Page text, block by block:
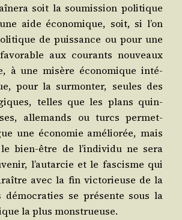
soit la sou­mis­sion poli­tique
aide éco­no­mique, soit, si l’on
de puis­sance ou pour une
aux cou­rants nou­veaux
à une misère éco­no­mique inté­
pour la sur­mon­ter, seules des
telles que les plans quin­
alle­mands ou turcs per­met­
une éco­no­mie amé­lio­rée, mais
bien-être de l’in­di­vi­du ne sera
l’au­tar­cie et le fas­cisme qui
avec la fin vic­to­rieuse de la
démo­cra­ties se pré­sente sous la
la plus monstrueuse.